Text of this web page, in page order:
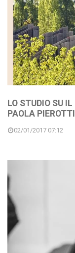
LO STUDIO SU
PAOLA
02/01/2017 07:12